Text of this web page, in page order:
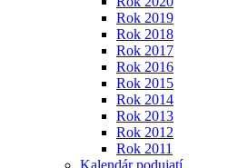
Rok 2019
Rok 2018
Rok 2017
Rok 2016
Rok 2015
Rok 2014
Rok 2013
Rok 2012
Rok 2011
Kalendár podujatí